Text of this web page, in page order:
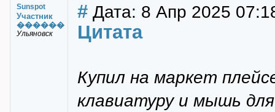
Sunspot
Участник
������
Ульяновск
# Дата: 8 Апр 2025
Цитата
Купил на маркет
клавиатуру и мышь